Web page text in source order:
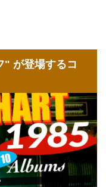
が登場するコ